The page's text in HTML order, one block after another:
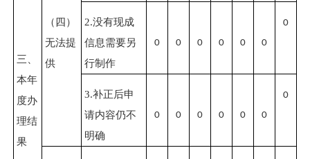
三、
本年
度办
理结
果
（四）
无法提
供
2.没有现成
信息需要另
行制作
0 0 0 0 0 0
0
3.补正后申
请内容仍不
明确
0 0 0 0 0 0
0